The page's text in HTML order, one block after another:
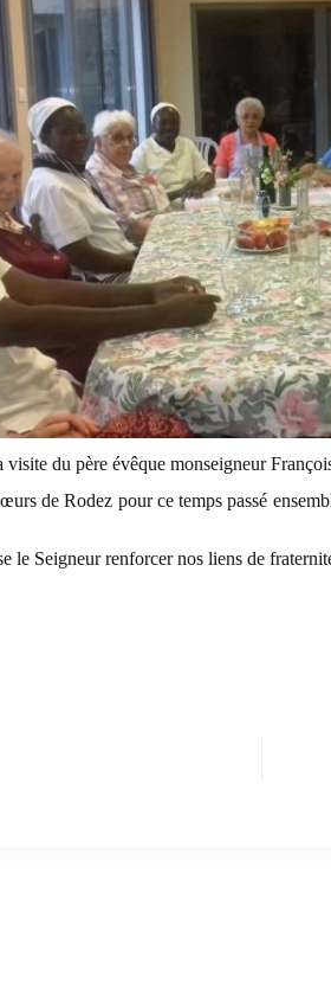
du père évêque monseigneur
de Rodez pour ce temps passé
le Seigneur renforcer nos liens de